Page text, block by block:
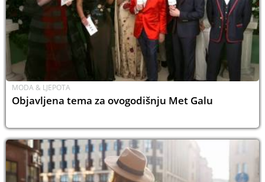
MODA & LJEPOTA
Objavljena tema za ovogodišnju Met Galu